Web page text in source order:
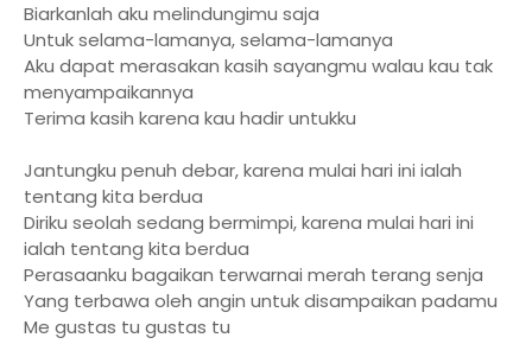
Biarkanlah aku melindungimu saja
Untuk selama-lamanya, selama-lamanya
Aku dapat merasakan kasih sayangmu walau kau tak
menyampaikannya
Terima kasih karena kau hadir untukku
Jantungku penuh debar, karena mulai hari ini ialah
tentang kita berdua
Diriku seolah sedang bermimpi, karena mulai hari ini
ialah tentang kita berdua
Perasaanku bagaikan terwarnai merah terang senja
Yang terbawa oleh angin untuk disampaikan padamu
Me gustas tu gustas tu